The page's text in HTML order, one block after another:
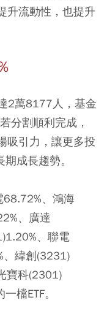
升流動性，也提升
2萬8177人，基金
分割順利完成，
吸引力，讓更多投
成長趨勢。
、鴻海
、廣達
、聯電
、緯創(3231)
寶科(2301)
檔ETF。